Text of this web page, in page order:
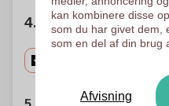
4. Vælg mængden
kan kombinere disse
som du har givet dem,
som en del af din brug
Afvisning